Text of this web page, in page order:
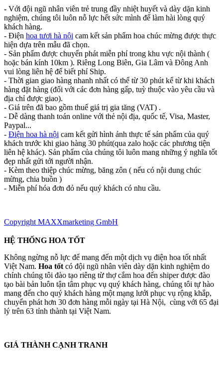
- Với đội ngũ nhân viên trẻ trung đầy nhiệt huyết và dày dặn kinh
nghiệm, chúng tôi luôn nỗ lực hết sức mình để làm hài lòng quý
khách hàng.
- Điện hoa tươi hà nội cam kết sản phẩm hoa chúc mừng được thực
hiện dựa trên mẫu đã chọn.
- Sản phẩm được chuyển phát miễn phí trong khu vực nội thành (
hoặc bán kính 10km ). Riêng Long Biên, Gia Lâm và Đông Anh
vui lòng liên hệ để biết phí Ship.
- Thời gian giao hàng nhanh nhất có thể từ 30 phút kể từ khi khách
hàng đặt hàng (đối với các đơn hàng gấp, tuỳ thuộc vào yêu cầu và
địa chỉ được giao).
- Giá trên đã bao gồm thuế giá trị gia tăng (VAT) .
- Dễ dàng thanh toán online với thẻ nội địa, quốc tế, Visa, Master,
Paypal...
- Điện hoa hà nội cam kết gửi hình ảnh thực tế sản phẩm của quý
khách trước khi giao hàng 30 phút(qua zalo hoặc các phương tiện
liên hệ khác). Sản phẩm của chúng tôi luôn mang những ý nghĩa tốt
đẹp nhất gửi tới người nhận.
- Kèm theo thiệp chúc mừng, băng zôn ( nếu có nội dung chúc
mừng, chia buồn )
- Miễn phí hóa đơn đỏ nếu quý khách có nhu cầu.
Copyright MAXXmarketing GmbH
HỆ THỐNG HOA TỐT
Không ngừng nỗ lực để mang đến một dịch vụ điện hoa tốt nhất
Việt Nam. Hoa tốt có đội ngũ nhân viên dày dặn kinh nghiệm do
chính chúng tôi đào tạo riêng từ thợ cắm hoa đến shiper được đào
tạo bài bản luôn tận tâm phục vụ quý khách hàng, chúng tôi tự hào
mang đến cho quý khách hàng một mạng lưới phục vụ rộng khắp,
chuyển phát hơn 30 đơn hàng mỗi ngày tại Hà Nội, cùng với 65 đại
lý trên 63 tỉnh thành tại Việt Nam.
GIÁ THÀNH CẠNH TRANH